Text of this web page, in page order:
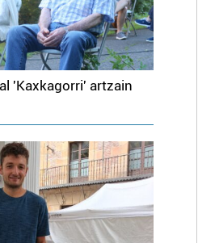
'Kaxkagorri' artzain